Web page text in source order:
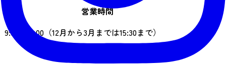
営業時間
9:00～16:00（12月から3月までは15:30まで）